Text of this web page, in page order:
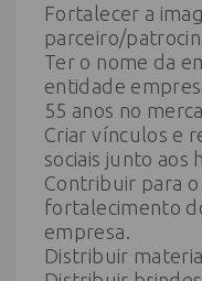
Fortalecer a
parceiro/
Ter o nome da
entidade
55 anos no
Criar vínculos e
sociais junto aos
Contribuir para
fortalecimento
empresa.
Distribuir